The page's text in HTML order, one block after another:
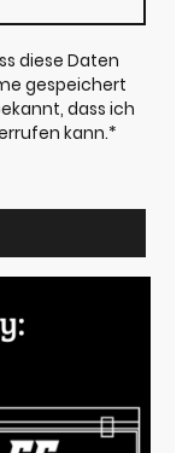
diese Daten
gespeichert
dass ich
kann.*